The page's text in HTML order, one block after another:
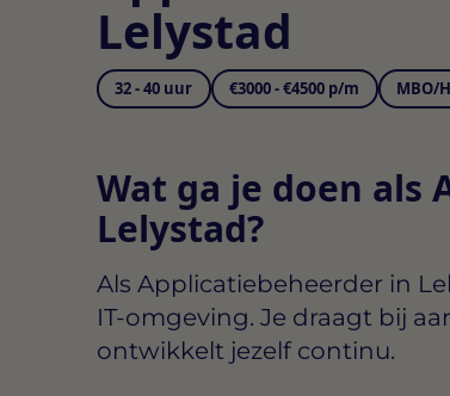
Lelystad
32 - 40 uur €3000 - €4500 p/m MBO/
Wat ga je doen als
Lelystad?
Als Applicatiebeheerder in
IT-omgeving. Je draagt bij
ontwikkelt jezelf continu.